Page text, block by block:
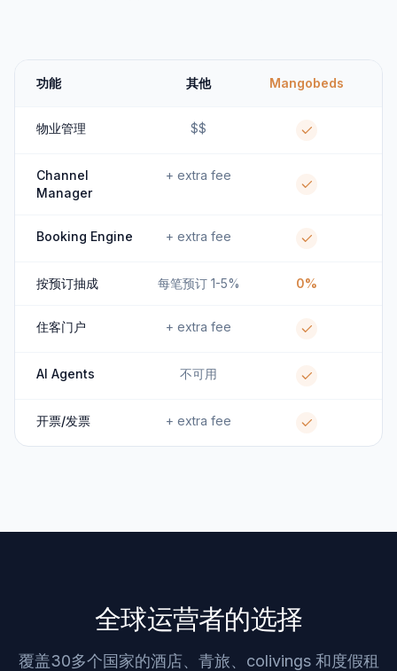
功能 其他 Mangobeds
物业管理 $$
Channel
Manager
+ extra fee
Booking Engine + extra fee
按预订抽成 每笔预订 1-5% 0%
住客门户 + extra fee
AI Agents 不可用
开票/发票 + extra fee
全球运营者的选择
覆盖30多个国家的酒店、青旅、colivings 和度假租